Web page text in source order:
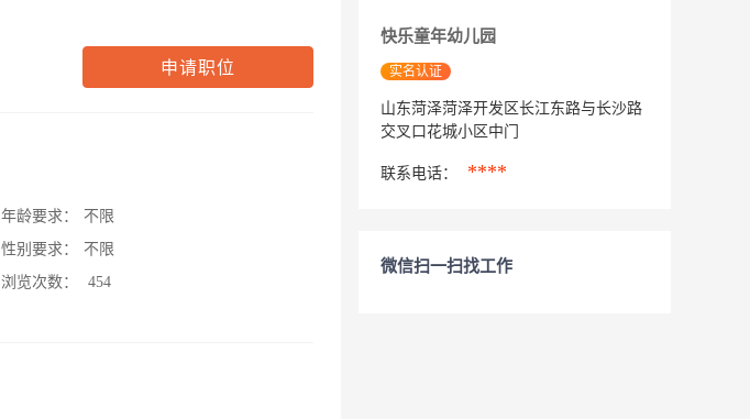
申请职位
年龄要求：
不限
性别要求：
不限
浏览次数：
454
快乐童年幼儿园
实名认证
山东菏泽菏泽开发区长江东路与长沙路
交叉口花城小区中门
联系电话： ****
微信扫一扫找工作